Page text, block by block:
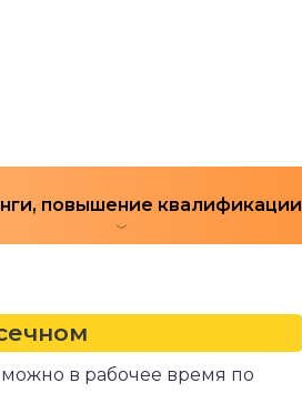
повышение квалификации
в рабочее время по